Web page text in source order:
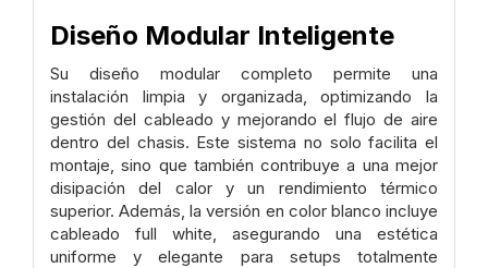
Diseño Modular Inteligente
Su diseño modular completo permite una
instalación limpia y organizada, optimizando la
gestión del cableado y mejorando el flujo de aire
dentro del chasis. Este sistema no solo facilita el
montaje, sino que también contribuye a una mejor
disipación del calor y un rendimiento térmico
superior. Además, la versión en color blanco incluye
cableado full white, asegurando una estética
uniforme y elegante para setups totalmente